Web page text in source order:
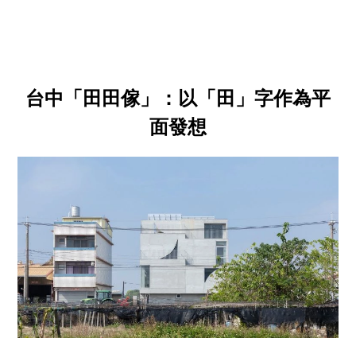
台中「田田傢」：以「田」字作為平
面發想